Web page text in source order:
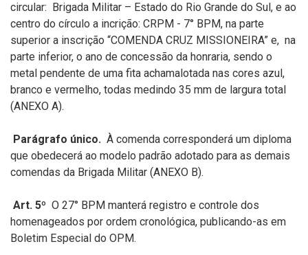
circular: Brigada Militar – Estado do Rio Grande do Sul, e ao
centro do círculo a incrição: CRPM - 7° BPM, na parte
superior a inscrição “COMENDA CRUZ MISSIONEIRA” e, na
parte inferior, o ano de concessão da honraria, sendo o
metal pendente de uma fita achamalotada nas cores azul,
branco e vermelho, todas medindo 35 mm de largura total
(ANEXO A).
Parágrafo único. À comenda corresponderá um diploma
que obedecerá ao modelo padrão adotado para as demais
comendas da Brigada Militar (ANEXO B).
Art. 5º O 27° BPM manterá registro e controle dos
homenageados por ordem cronológica, publicando-as em
Boletim Especial do OPM.